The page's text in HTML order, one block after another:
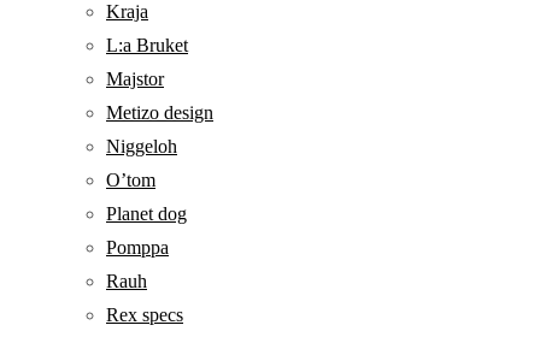
Kraja
L:a Bruket
Majstor
Metizo design
Niggeloh
O’tom
Planet dog
Pomppa
Rauh
Rex specs